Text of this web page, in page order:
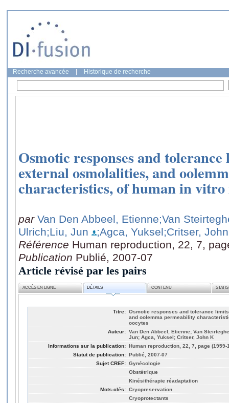
Recherche avancée Historique de recherche
Osmotic responses and
external osmolalities, and
characteristics, of human in
par Van Den Abbeel, Etienne;Van
Ulrich;Liu, Jun ;Agca, Yuksel;Critser,
Référence Human reproduction, 22, 7,
Publication Publié, 2007-07
Article révisé par les pairs
ACCÈS EN LIGNE DÉTAILS CONTENU
Titre: Osmotic responses and tolerance
and oolemma permeability
oocytes
Auteur: Van Den Abbeel, Etienne; Van
Jun; Agca, Yuksel; Critser, John K
Informations sur la publication: Human reproduction, 22, 7, page (1959-
Statut de publication: Publié, 2007-07
Sujet CREF: Gynécologie
Obstétrique
Kinésithérapie réadaptation
Mots-clés: Cryopreservation
Cryoprotectants